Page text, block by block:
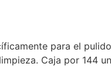
para el
Caja por 144